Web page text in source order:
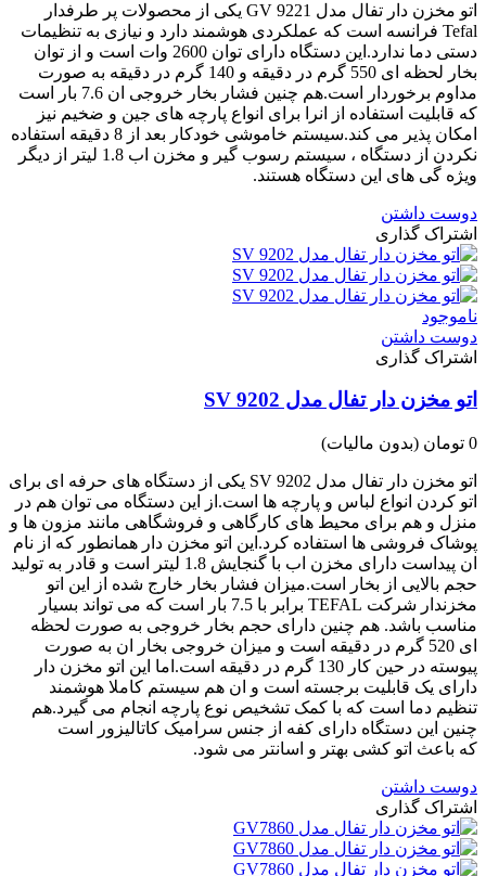
اتو مخزن دار تفال مدل GV 9221 یکی از محصولات پر طرفدار
Tefal فرانسه است که عملکردی هوشمند دارد و نیازی به تنظیمات
دستی دما ندارد.این دستگاه دارای توان 2600 وات است و از توان
بخار لحظه ای 550 گرم در دقیقه و 140 گرم در دقیقه به صورت
مداوم برخوردار است.هم چنین فشار بخار خروجی ان 7.6 بار است
که قابلیت استفاده از انرا برای انواع پارچه های جین و ضخیم نیز
امکان پذیر می کند.سیستم خاموشی خودکار بعد از 8 دقیقه استفاده
نکردن از دستگاه ، سیستم رسوب گیر و مخزن اب 1.8 لیتر از دیگر
ویژه گی های این دستگاه هستند.
دوست داشتن
اشتراک گذاری
ناموجود
دوست داشتن
اشتراک گذاری
اتو مخزن دار تفال مدل SV 9202
0 تومان (بدون مالیات)
اتو مخزن دار تفال مدل SV 9202 یکی از دستگاه های حرفه ای برای
اتو کردن انواع لباس و پارچه ها است.از این دستگاه می توان هم در
منزل و هم برای محیط های کارگاهی و فروشگاهی مانند مزون ها و
پوشاک فروشی ها استفاده کرد.این اتو مخزن دار همانطور که از نام
ان پیداست دارای مخزن اب با گنجایش 1.8 لیتر است و قادر به تولید
حجم بالایی از بخار است.میزان فشار بخار خارج شده از این اتو
مخزندار شرکت TEFAL برابر با 7.5 بار است که می تواند بسیار
مناسب باشد. هم چنین دارای حجم بخار خروجی به صورت لحظه
ای 520 گرم در دقیقه است و میزان خروجی بخار ان به صورت
پیوسته در حین کار 130 گرم در دقیقه است.اما این اتو مخزن دار
دارای یک قابلیت برجسته است و ان هم سیستم کاملا هوشمند
تنظیم دما است که با کمک تشخیص نوع پارچه انجام می گیرد.هم
چنین این دستگاه دارای کفه از جنس سرامیک کاتالیزور است
که باعث اتو کشی بهتر و اسانتر می شود.
دوست داشتن
اشتراک گذاری